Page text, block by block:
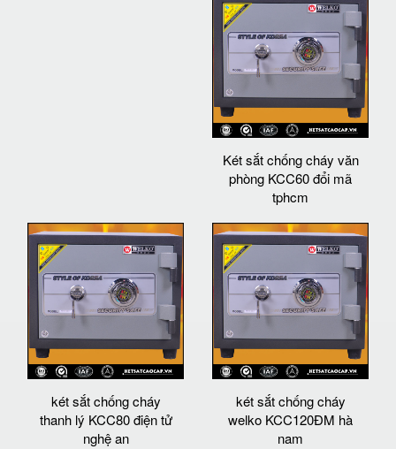
Két sắt chống cháy văn
phòng KCC60 đổi mã
tphcm
két sắt chống cháy
thanh lý KCC80 điện tử
nghệ an
két sắt chống cháy
welko KCC120ĐM hà
nam